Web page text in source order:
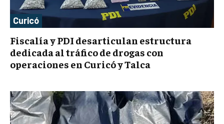
Curicó
Fiscalía y PDI desarticulan estructura
dedicada al tráfico de drogas con
operaciones en Curicó y Talca